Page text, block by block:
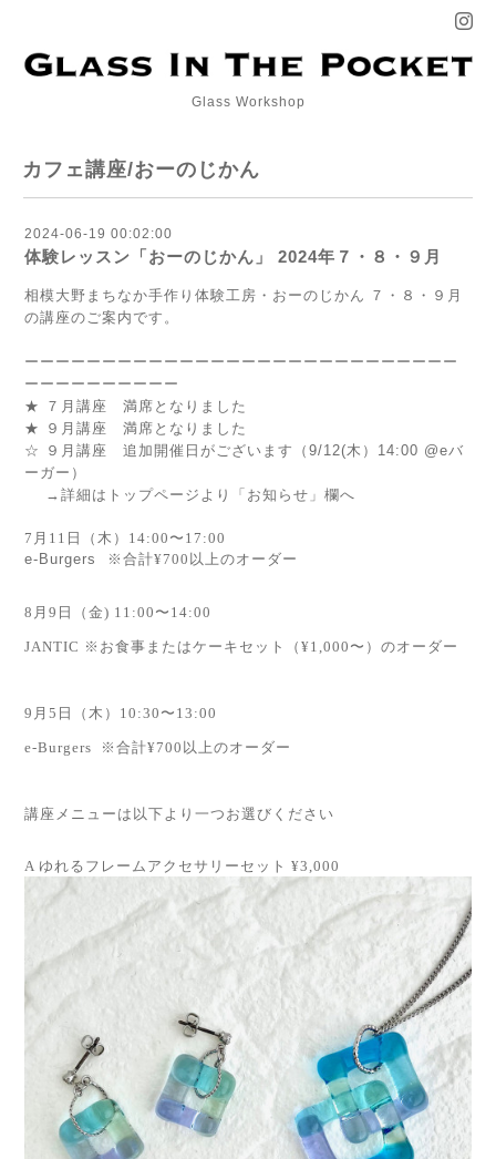
Glass Workshop
カフェ講座/おーのじかん
2024-06-19 00:02:00
体験レッスン「おーのじかん」 2024年７・８・９月
相模大野まちなか手作り体験工房・おーのじかん ７ ・ ８ ・ ９ 月
の講座のご案内です。
ーーーーーーーーーーーーーーーーーーーーーーーーーーーー
ーーーーーーーーーー
★ ７月講座 満席となりました
★ ９月講座 満席となりました
☆ ９月講座 追加開催日がございます（9/12(木）14:00 @eバ
ーガー）
→詳細はトップページより「お知らせ」欄へ
7 月11 日（木）14:00〜17:00
e-Burgers
※合計¥700以上のオーダー
8 月9日（金) 11:00〜 14:00
JANTIC ※お食事またはケーキセット（¥1,000〜）のオーダー
9月5日（木）10:30〜13:00
e-Burgers ※合計¥700以上のオーダー
講座メニューは以下より一つお選びください
A ゆれるフレームアクセサリーセット ¥3,000